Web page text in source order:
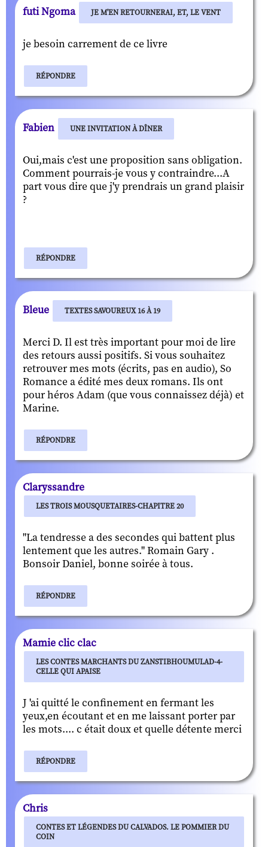
futi Ngoma JE M'EN RETOURNERAI, ET, LE VENT
je besoin carrement de ce livre
RÉPONDRE
Fabien UNE INVITATION À DÎNER
Oui,mais c'est une proposition sans obligation.
Comment pourrais-je vous y contraindre...A
part vous dire que j'y prendrais un grand plaisir
?
RÉPONDRE
Bleue TEXTES SAVOUREUX 16 À 19
Merci D. Il est très important pour moi de lire
des retours aussi positifs. Si vous souhaitez
retrouver mes mots (écrits, pas en audio), So
Romance a édité mes deux romans. Ils ont
pour héros Adam (que vous connaissez déjà) et
Marine.
RÉPONDRE
Claryssandre
LES TROIS MOUSQUETAIRES-CHAPITRE 20
"La tendresse a des secondes qui battent plus
lentement que les autres." Romain Gary .
Bonsoir Daniel, bonne soirée à tous.
RÉPONDRE
Mamie clic clac
LES CONTES MARCHANTS DU ZANSTIBHOUMULAD-4-
CELLE QUI APAISE
J 'ai quitté le confinement en fermant les
yeux,en écoutant et en me laissant porter par
les mots.... c était doux et quelle détente merci
RÉPONDRE
Chris
CONTES ET LÉGENDES DU CALVADOS. LE POMMIER DU
COIN